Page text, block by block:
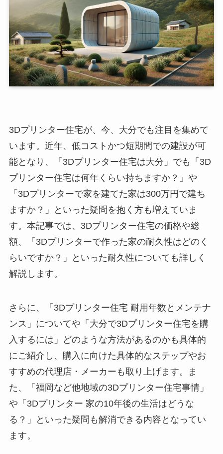
3Dプリンター住宅が、今、大分でも注目を集めて
います。近年、低コストかつ短期間での建設が可
能となり、「3Dプリンター住宅は大分」でも「3D
プリンター住宅は何年くらい持ちますか？」や
「3Dプリンターで家を建てた家は300万円で建ち
ますか？」といった疑問を抱く方も増えていま
す。本記事では、3Dプリンター住宅の価格や総
額、「3Dプリンターで作った家の耐久性はどのく
らいですか？」といった耐久性についても詳しく
解説します。
さらに、「3Dプリンター住宅 耐用年数とメンテナ
ンス」についてや「大分で3Dプリンター住宅を購
入するには」どのような方法があるのかも具体的
にご紹介し、購入に向けた具体的なステップやお
すすめの代理店・メーカーも取り上げます。ま
た、「福岡など他地域の3Dプリンター住宅事情」
や「3Dプリンター 家の10年後の生活はどうな
る？」といった疑問も解消できる内容となってい
ます。